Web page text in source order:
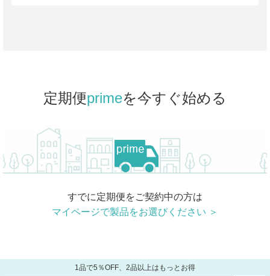
定期便primeを今すぐ始める
すでに定期便をご契約中の方は
マイページで製品をお選びください ＞
1品で5％OFF、2品以上はもっとお得